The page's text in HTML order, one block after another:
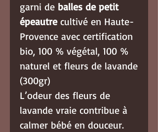
garni de balles de petit
épeautrecultivé en Haute-
Provence avec certification
bio, 100 % végétal, 100 %
naturel et fleurs de lavande
(300gr)
L’odeur des fleurs de
lavande vraie contribue à
calmer bébé en douceur.